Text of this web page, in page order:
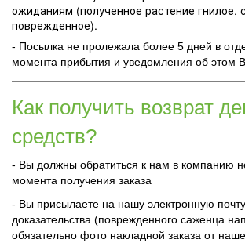
ожиданиям (полученное растение гнилое,
поврежденное).
- Посылка не пролежала более 5 дней в
момента прибытия и уведомления об этом
Как получить возврат
средств?
- Вы должны обратиться к нам в компанию
момента получения заказа
- Вы присылаете на нашу электронную
доказательства (поврежденного саженца
обязательно фото накладной заказа от